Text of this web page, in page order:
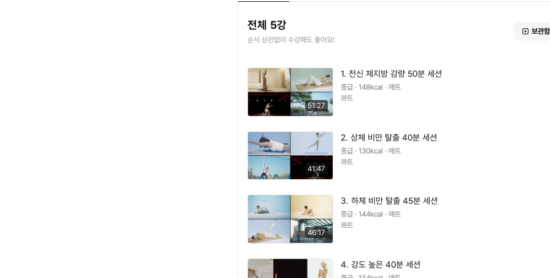
전체 5강
순서 상관없이 수강해도 좋아요!
보관
51:27
1. 전신 체지방 감량 50분 세션
중급 · 148kcal · 매트
콰트
41:47
2. 상체 비만 탈출 40분 세션
중급 · 130kcal · 매트
콰트
46:17
3. 하체 비만 탈출 45분 세션
중급 · 144kcal · 매트
콰트
4. 강도 높은 40분 세션